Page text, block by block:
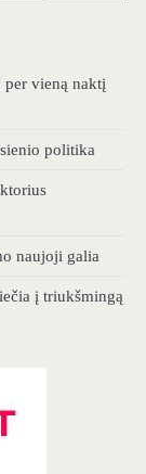
vieną naktį
politika
naujoji galia
į triukšmingą